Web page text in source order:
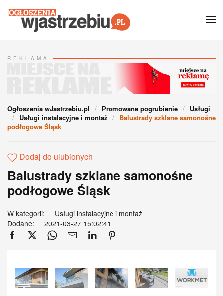
Przejdź do głównej treści
REKLAMA
Ogłoszenia wJastrzebiu.pl Promowane pogrubienie
Usługi
Usługi instalacyjne i montaż
Balustrady szklane samonośne
podłogowe Śląsk
Dodaj do ulubionych
Balustrady szklane samonośne
podłogowe Śląsk
W kategorii:
Usługi instalacyjne i montaż
Dodane:
2021-03-27 15:02:41
Zobacz